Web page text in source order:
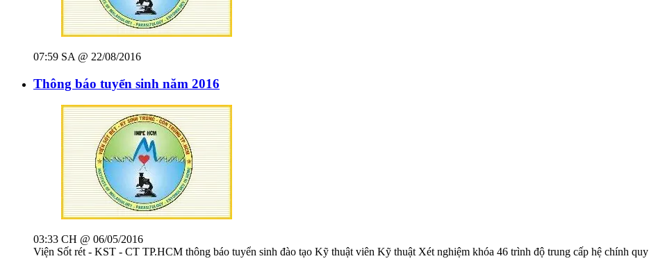
07:59 SA @ 22/08/2016
Thông báo tuyển sinh năm 2016
03:33 CH @ 06/05/2016
Viện Sốt rét - KST - CT TP.HCM thông báo tuyển sinh đào tạo Kỹ thuật viên Kỹ thuật Xét nghiệm khóa 46 trình độ trung cấp hệ chính quy